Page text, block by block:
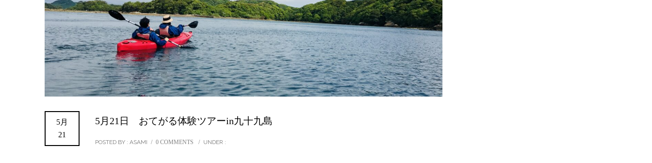
5月
21
5月21日 おてがる体験ツアーin九十九島
POSTED BY : ASAMI / 0 COMMENTS / UNDER :